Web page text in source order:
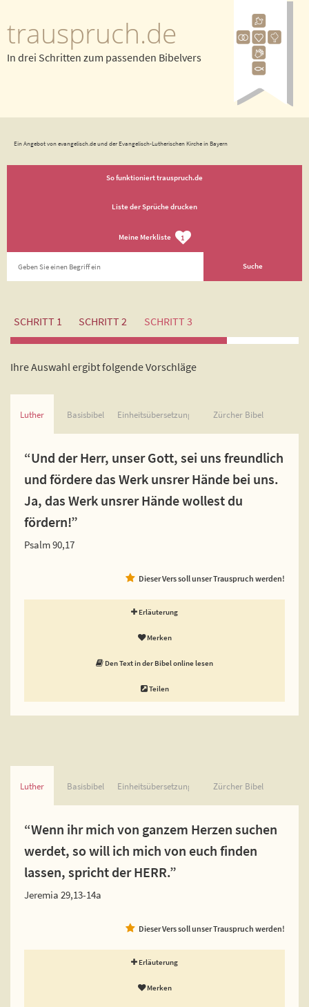
trauspruch.de
In drei Schritten zum passenden Bibelvers
Ein Angebot von evangelisch.de und der Evangelisch-Lutherischen Kirche in Bayern
So funktioniert trauspruch.de
Liste der Sprüche drucken
Meine Merkliste 1
SCHRITT 1 SCHRITT 2 SCHRITT 3
Ihre Auswahl ergibt folgende Vorschläge
Luther Basisbibel Einheitsübersetzung Zürcher Bibel
“Und der Herr, unser Gott, sei uns freundlich
und fördere das Werk unsrer Hände bei uns.
Ja, das Werk unsrer Hände wollest du
fördern!”
Psalm 90,17
Dieser Vers soll unser Trauspruch werden!
Erläuterung
Merken
Den Text in der Bibel online lesen
Teilen
Luther Basisbibel Einheitsübersetzung Zürcher Bibel
“Wenn ihr mich von ganzem Herzen suchen
werdet, so will ich mich von euch finden
lassen, spricht der HERR.”
Jeremia 29,13-14a
Dieser Vers soll unser Trauspruch werden!
Erläuterung
Merken